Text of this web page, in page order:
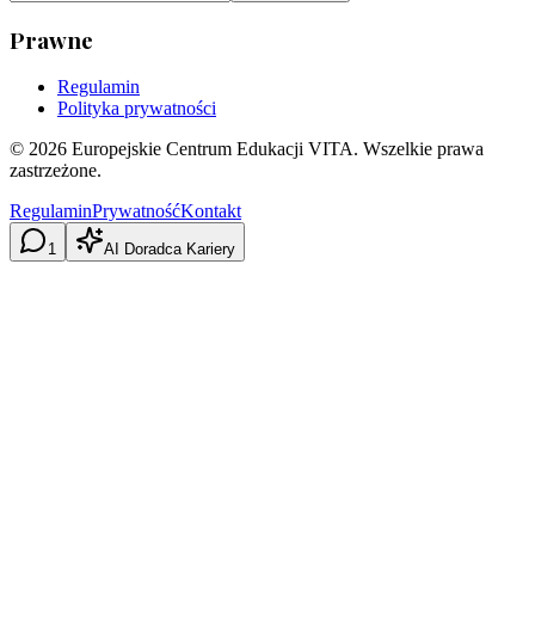
Prawne
Regulamin
Polityka prywatności
© 2026 Europejskie Centrum Edukacji VITA. Wszelkie prawa
zastrzeżone.
RegulaminPrywatnośćKontakt
1 AI Doradca Kariery